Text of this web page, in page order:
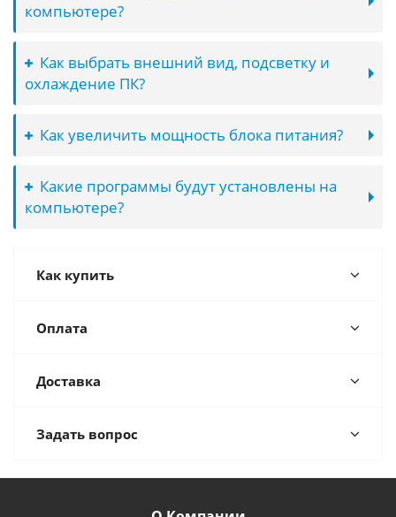
компьютере?
Как выбрать внешний вид, подсветку и
охлаждение ПК?
Как увеличить мощность блока питания?
Какие программы будут установлены на
компьютере?
Как купить
Оплата
Доставка
Задать вопрос